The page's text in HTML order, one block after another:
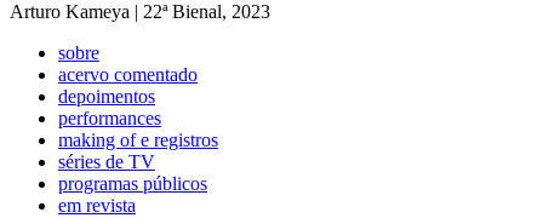
Arturo Kameya | 22ª Bienal, 2023
sobre
acervo comentado
depoimentos
performances
making of e registros
séries de TV
programas públicos
em revista